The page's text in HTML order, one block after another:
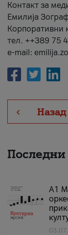
Контакт за
Емилија
Корпоративни
тел. ++389 75
e-mail:
Назад
А1